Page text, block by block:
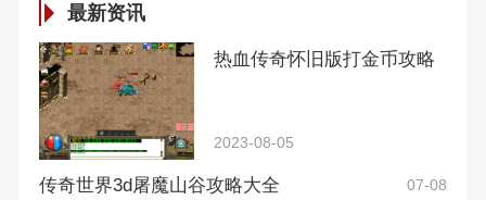
最新资讯
热血传奇怀旧版打金币攻略
2023-08-05
传奇世界3d屠魔山谷攻略大全 07-08